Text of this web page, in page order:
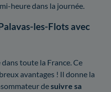
heure dans la journée.
les-Flots avec
toute la France. Ce
avantages ! Il donne la
desuivre sa